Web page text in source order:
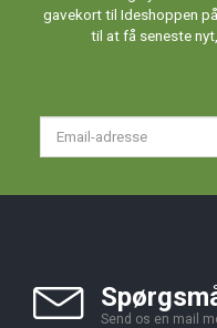
gavekort til Ideshoppen
til at få seneste
Send os en mail